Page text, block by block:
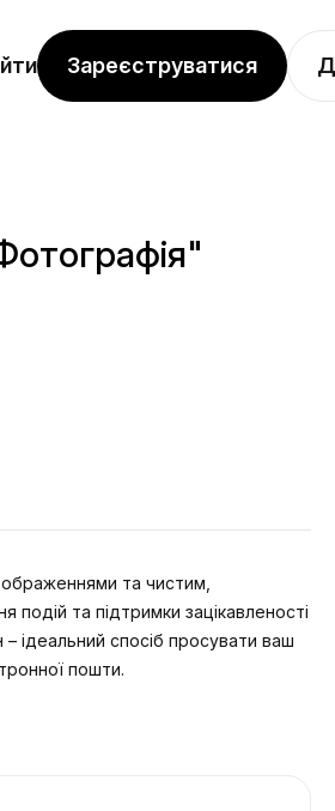
Зареєструватися
та чистим,
та підтримки зацікавленості
ідеальний спосіб просувати ваш
пошти.